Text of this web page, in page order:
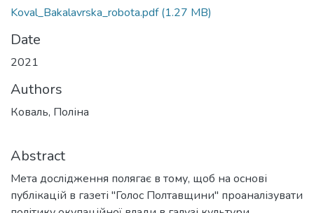
Koval_Bakalavrska_robota.pdf(1.27 MB)
Date
2021
Authors
Коваль, Поліна
Abstract
Мета дослідження полягає в тому, щоб на основі
публікацій в газеті "Голос Полтавщини" проаналізувати